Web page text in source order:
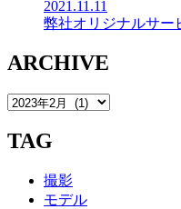
2021.11.11
弊社オリジナルサー
ARCHIVE
TAG
撮影
モデル